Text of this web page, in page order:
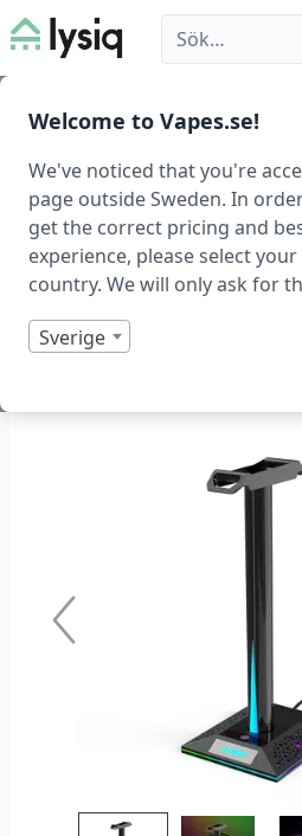
Welcome to Vapes.se!
We've noticed that you're
page outside Sweden. In
get the correct pricing and
experience, please select
country. We will only ask for
Sverige
Lysiq
Belysning RGB belysning
Hörlursställ
hubb och
Hörlurställ RGB
Art.nr: 1074